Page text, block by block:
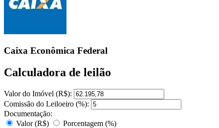
Caixa Econômica Federal
Calculadora de leilão
Valor do Imóvel (R$):
Comissão do Leiloeiro (%):
Documentação:
Valor (R$)
Porcentagem (%)